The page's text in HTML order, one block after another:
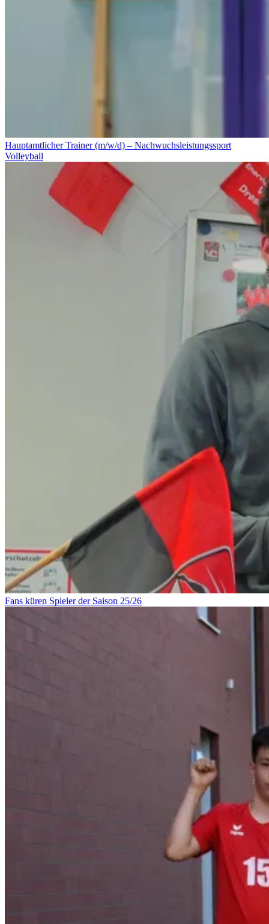
Hauptamtlicher Trainer (m/w/d) – Nachwuchsleistungssport
Volleyball
Fans küren Spieler der Saison 25/26